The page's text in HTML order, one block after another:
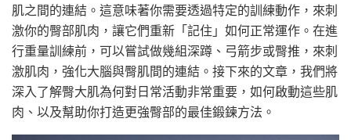
肌之間的連結。這意味著你需要透過特定的訓練動作，來刺
激你的臀部肌肉，讓它們重新「記住」如何正常運作。在進
行重量訓練前，可以嘗試做幾組深蹲、弓箭步或臀推，來刺
激肌肉，強化大腦與臀肌間的連結。接下來的文章，我們將
深入了解臀大肌為何對日常活動非常重要，如何啟動這些肌
肉、以及幫助你打造更強臀部的最佳鍛鍊方法。